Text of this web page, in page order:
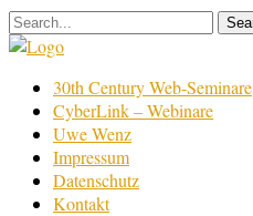
Skip
to
Film
Bearbeitung
30th Century Web-Seminare
CyberLink – Webinare
Uwe Wenz
Impressum
Datenschutz
Kontakt